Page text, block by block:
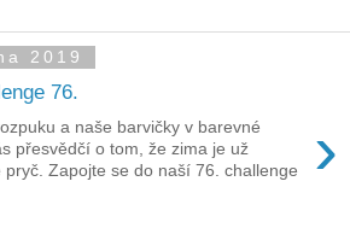
2019
76.
›
a naše barvičky v barevné
přesvědčí o tom, že zima je už
pryč. Zapojte se do naší 76. challenge